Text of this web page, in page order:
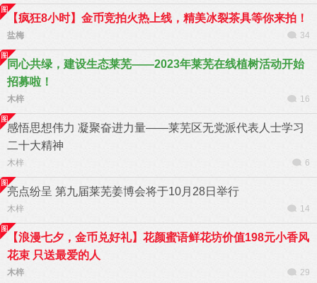
【疯狂8小时】金币竞拍火热上线，精美冰裂茶具等你来拍！
盐梅 34
同心共绿，建设生态莱芜——2023年莱芜在线植树活动开始
招募啦！
木梓 16
感悟思想伟力 凝聚奋进力量——莱芜区无党派代表人士学习
二十大精神
木梓 6
亮点纷呈 第九届莱芜姜博会将于10月28日举行
木梓 14
【浪漫七夕，金币兑好礼】花颜蜜语鲜花坊价值198元小香风
花束 只送最爱的人
木梓 29